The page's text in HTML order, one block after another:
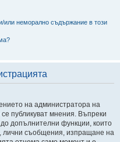
или неморално съдържание в този
на администратора на
публикуват мнения. Въпреки
допълнителни функции, които
лични съобщения, изпращане на